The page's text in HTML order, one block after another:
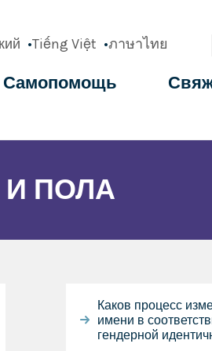
Tiếng Việt ภาษาไทย
Самопомощь
ПОЛА
Каков процесс
имени в
гендерной